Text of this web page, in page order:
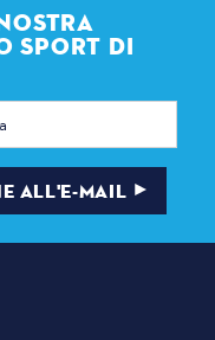
SPORT DI
ALL'E-MAIL